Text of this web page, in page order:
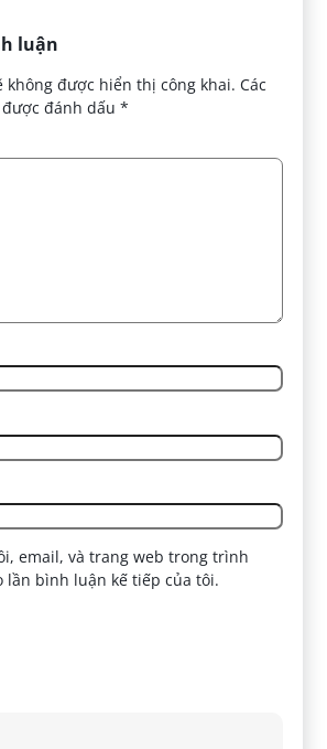
luận
không được hiển thị công khai. Các
đánh dấu*
email, và trang web trong trình
lần bình luận kế tiếp của tôi.